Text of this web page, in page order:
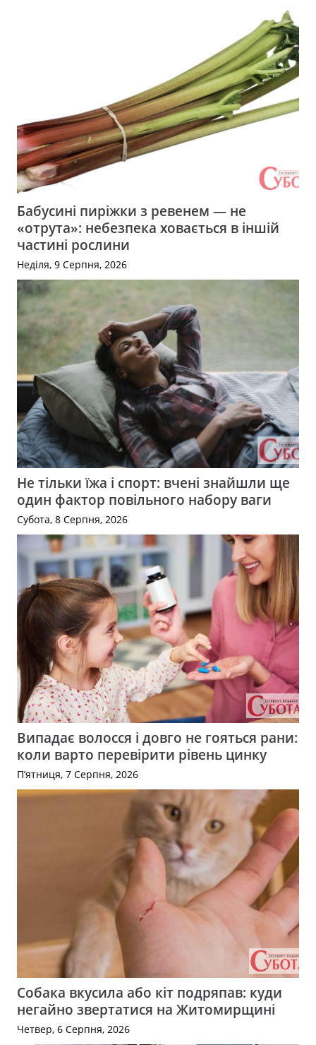
Бабусині пиріжки з ревенем — не
«отрута»: небезпека ховається в іншій
частині рослини
Неділя, 9 Серпня, 2026
Не тільки їжа і спорт: вчені знайшли ще
один фактор повільного набору ваги
Субота, 8 Серпня, 2026
Випадає волосся і довго не гояться рани:
коли варто перевірити рівень цинку
П’ятниця, 7 Серпня, 2026
Собака вкусила або кіт подряпав: куди
негайно звертатися на Житомирщині
Четвер, 6 Серпня, 2026